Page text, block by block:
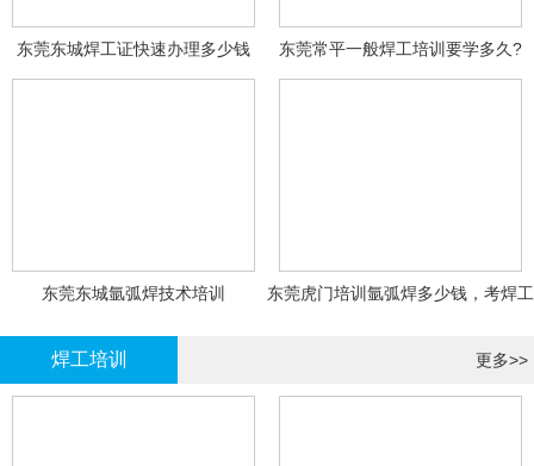
东莞东城焊工证快速办理多少钱 东莞常平一般焊工培训要学多久?
东莞东城氩弧焊技术培训
东莞虎门培训氩弧焊多少钱，考焊工
焊工培训 更多>>